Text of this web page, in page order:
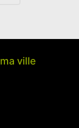
ville